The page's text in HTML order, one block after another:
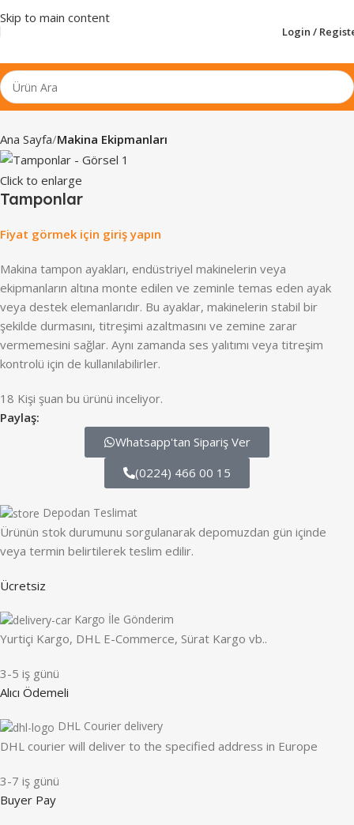
Skip to main content
Login /
Ana Sayfa Makina Ekipmanları
Click to enlarge
Tamponlar
Fiyat görmek için giriş yapın
Makina tampon ayakları, endüstriyel makinelerin veya
ekipmanların altına monte edilen ve zeminle temas eden ayak
veya destek elemanlarıdır. Bu ayaklar, makinelerin stabil bir
şekilde durmasını, titreşimi azaltmasını ve zemine zarar
vermemesini sağlar. Aynı zamanda ses yalıtımı veya titreşim
kontrolü için de kullanılabilirler.
18 Kişi şuan bu ürünü inceliyor.
Paylaş:
Whatsapp'tan Sipariş Ver
(0224) 466 00 15
Depodan Teslimat
Ürünün stok durumunu sorgulanarak depomuzdan gün içinde
veya termin belirtilerek teslim edilir.
Ücretsiz
Kargo İle Gönderim
Yurtiçi Kargo, DHL E-Commerce, Sürat Kargo vb..
3-5 iş günü
Alıcı Ödemeli
DHL Courier delivery
DHL courier will deliver to the specified address in Europe
3-7 iş günü
Buyer Pay